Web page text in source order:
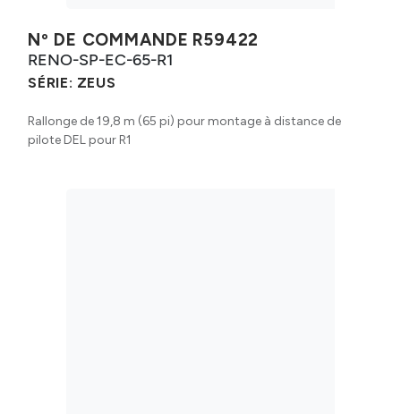
Nº DE COMMANDE R59422
RENO-SP-EC-65-R1
SÉRIE: ZEUS
Rallonge de 19,8 m (65 pi) pour montage à distance de
pilote DEL pour R1